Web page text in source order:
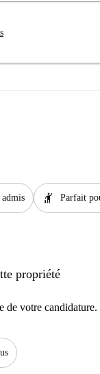
hail Parfait
propriété
de votre